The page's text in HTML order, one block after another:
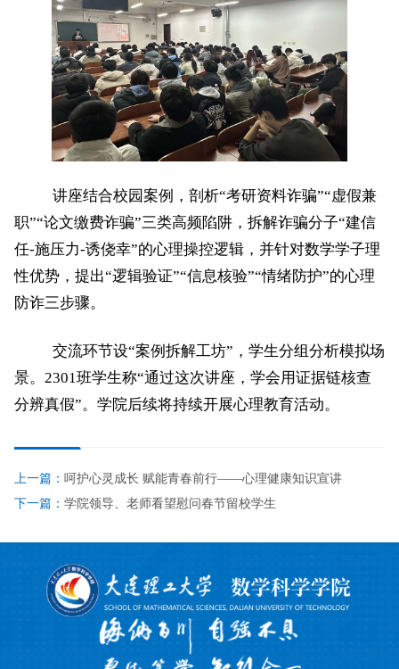
讲座结合校园案例，剖析“考研资料诈骗”“虚假兼
职”“论文缴费诈骗”三类高频陷阱，拆解诈骗分子“建信
任-施压力-诱侥幸”的心理操控逻辑，并针对数学学子理
性优势，提出“逻辑验证”“信息核验”“情绪防护”的心理
防诈三步骤。
交流环节设“案例拆解工坊”，学生分组分析模拟场
景。 2301班学生称“通过这次讲座，学会用证据链核查
分辨真假”。学院后续将持续开展心理教育活动。
上一篇： 呵护心灵成长 赋能青春前行——心理健康知识宣讲
下一篇： 学院领导、老师看望慰问春节留校学生